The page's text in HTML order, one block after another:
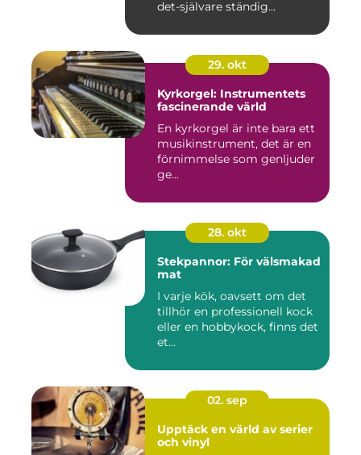
det-självare ständig...
29. okt
Kyrkorgel: Instrumentets
fascinerande värld
En kyrkorgel är inte bara ett
musikinstrument, det är en
förnimmelse som genljuder
ge...
28. okt
Stekpannor: För välsmakad
mat
I varje kök, oavsett om det
tillhör en professionell kock
eller en hobbykock, finns det
et...
02. sep
Upptäck en värld av serier
och vinyl